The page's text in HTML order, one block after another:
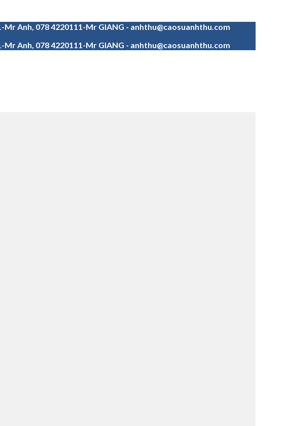
Anh, 078 4220111-Mr GIANG - anhthu@caosuanhthu.com
Anh, 078 4220111-Mr GIANG - anhthu@caosuanhthu.com